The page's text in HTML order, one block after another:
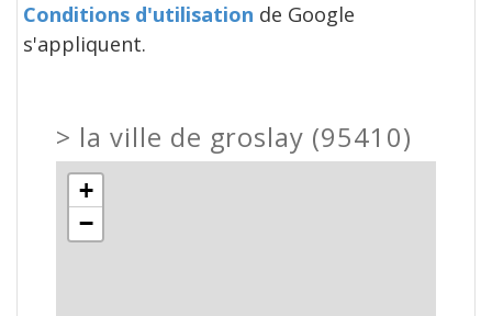
Conditions d'utilisation de Google
s'appliquent.
> la ville de groslay (95410)
+
−